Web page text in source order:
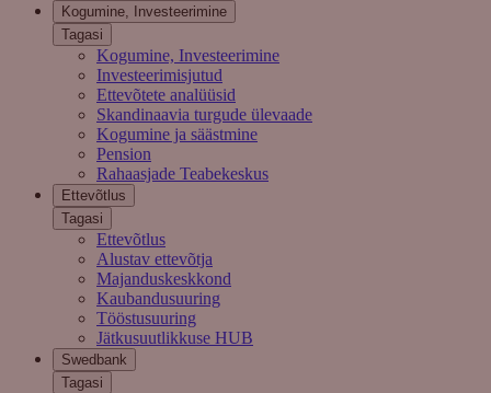
Kogumine, Investeerimine
Tagasi
Kogumine, Investeerimine
Investeerimisjutud
Ettevõtete analüüsid
Skandinaavia turgude ülevaade
Kogumine ja säästmine
Pension
Rahaasjade Teabekeskus
Ettevõtlus
Tagasi
Ettevõtlus
Alustav ettevõtja
Majanduskeskkond
Kaubandusuuring
Tööstusuuring
Jätkusuutlikkuse HUB
Swedbank
Tagasi